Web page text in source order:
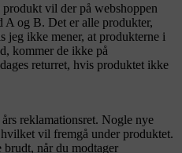
vil der på webshoppen
og B. Det er alle produkter,
jeg ikke mener, at produkterne i
kommer de ikke på
returret, hvis produktet ikke
reklamationsret. Nogle nye
vil fremgå under produktet.
når du modtager